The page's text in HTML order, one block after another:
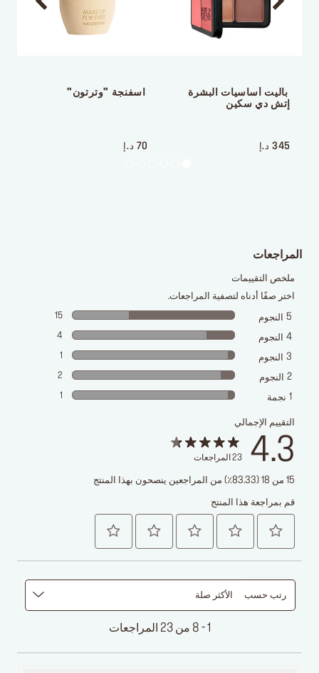
اسفنجة "وترتون"
70 د.إ
إتش دي سكين
345 د.إ
المراجعات
ملخص التقييمات
اختر صفًا أدناه لتصفية المراجعات.
5 النجوم 15
4 النجوم 4
3 النجوم 1
2 النجوم 2
1 نجمة 1
التقييم الإجمالي
4.3
23 المراجعات
15 من 18 (83.33٪) من المراجعين ينصحون بهذا المنتج
قم بمراجعة هذا المنتج
1 - 8 من 23 المراجعات
رتب حسب الأكثر صلة